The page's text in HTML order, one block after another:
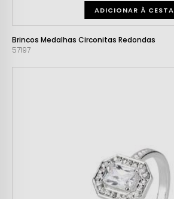
ADICIONAR À CESTA
Brincos Medalhas Circonitas Redondas
57197